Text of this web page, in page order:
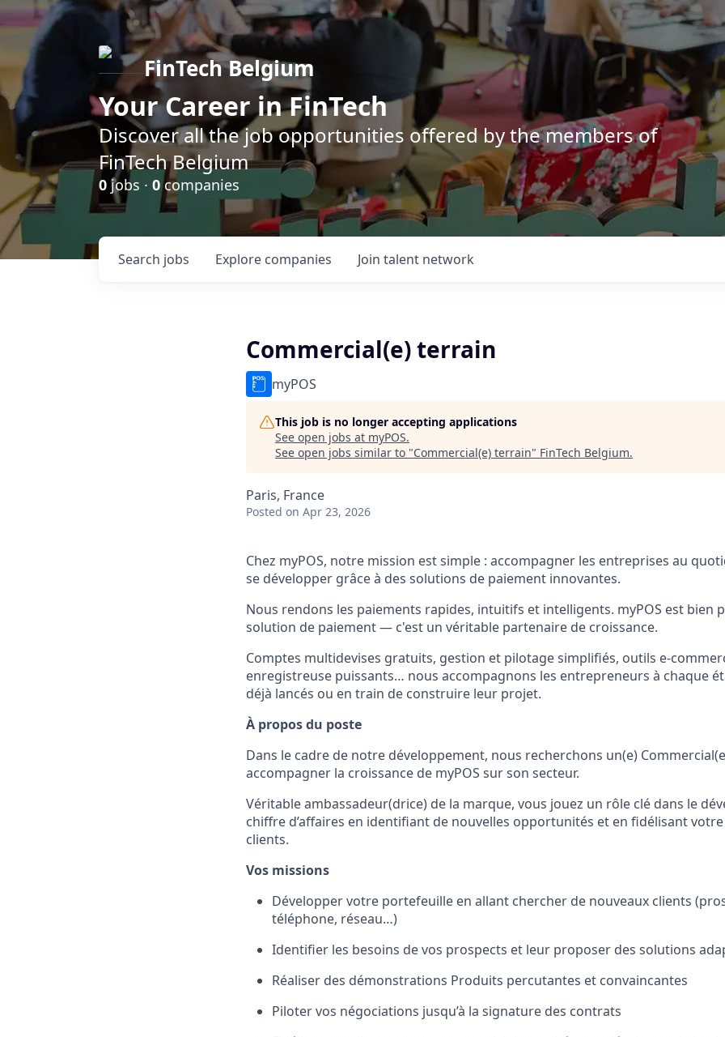
FinTech Belgium
Your Career in FinTech
Discover all the job opportunities offered by the members of
FinTech Belgium
0 jobs · 0companies
Search jobs Explore companies Join talent network
Commercial(e) terrain
myPOS
This job is no longer accepting applications
See open jobs at myPOS.
See open jobs similar to "Commercial(e) terrain" FinTech Belgium.
Paris, France
Posted on Apr 23, 2026
Chez myPOS, notre mission est simple : accompagner les entreprises au
se développer grâce à des solutions de paiement innovantes.
Nous rendons les paiements rapides, intuitifs et intelligents. myPOS est bien
solution de paiement — c'est un véritable partenaire de croissance.
Comptes multidevises gratuits, gestion et pilotage simplifiés, outils e-
enregistreuse puissants… nous accompagnons les entrepreneurs à chaque
déjà lancés ou en train de construire leur projet.
À propos du poste
Dans le cadre de notre développement, nous recherchons un(e)
accompagner la croissance de myPOS sur son secteur.
Véritable ambassadeur(drice) de la marque, vous jouez un rôle clé dans le
chiffre d’affaires en identifiant de nouvelles opportunités et en fidélisant
clients.
Vos missions
Développer votre portefeuille en allant chercher de nouveaux clients
téléphone, réseau…)
Identifier les besoins de vos prospects et leur proposer des solutions
Réaliser des démonstrations Produits percutantes et convaincantes
Piloter vos négociations jusqu’à la signature des contrats